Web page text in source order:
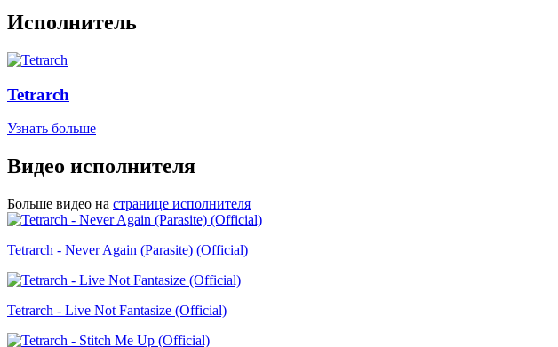
Исполнитель
Tetrarch
Узнать больше
Видео исполнителя
Больше видео на странице исполнителя
Tetrarch - Never Again (Parasite) (Official)
Tetrarch - Live Not Fantasize (Official)